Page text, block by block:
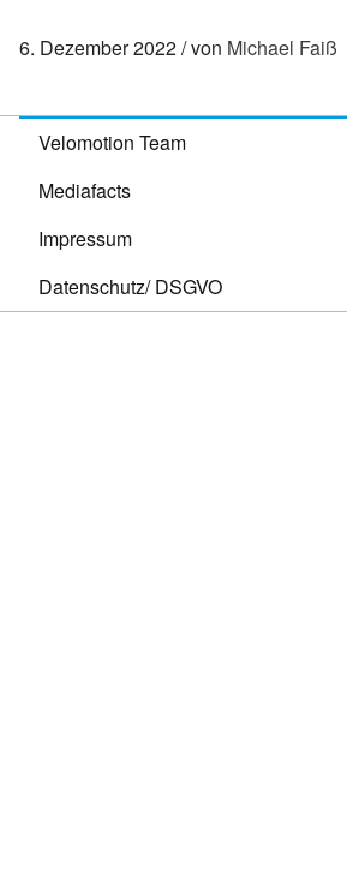
6. Dezember 2022 von Michael Faiß
Velomotion Team
Mediafacts
Impressum
Datenschutz/ DSGVO